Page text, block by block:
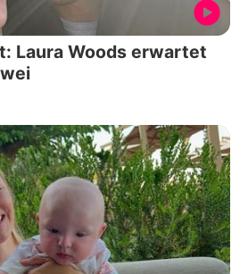
Laura Woods erwartet